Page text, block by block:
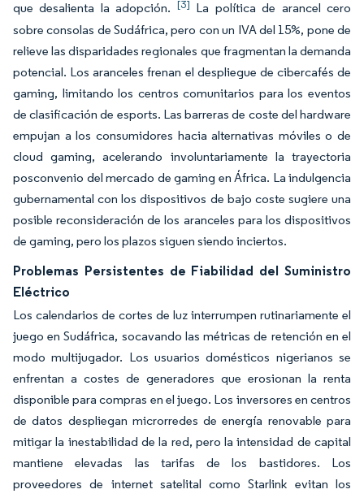
que desalienta la adopción. [3] La política de arancel cero
sobre consolas de Sudáfrica, pero con un IVA del 15%, pone de
relieve las disparidades regionales que fragmentan la demanda
potencial. Los aranceles frenan el despliegue de cibercafés de
gaming, limitando los centros comunitarios para los eventos
de clasificación de esports. Las barreras de coste del hardware
empujan a los consumidores hacia alternativas móviles o de
cloud gaming, acelerando involuntariamente la trayectoria
posconvenio del mercado de gaming en África. La indulgencia
gubernamental con los dispositivos de bajo coste sugiere una
posible reconsideración de los aranceles para los dispositivos
de gaming, pero los plazos siguen siendo inciertos.
Problemas Persistentes de Fiabilidad del Suministro
Eléctrico
Los calendarios de cortes de luz interrumpen rutinariamente el
juego en Sudáfrica, socavando las métricas de retención en el
modo multijugador. Los usuarios domésticos nigerianos se
enfrentan a costes de generadores que erosionan la renta
disponible para compras en el juego. Los inversores en centros
de datos despliegan microrredes de energía renovable para
mitigar la inestabilidad de la red, pero la intensidad de capital
mantiene elevadas las tarifas de los bastidores. Los
proveedores de internet satelital como Starlink evitan los